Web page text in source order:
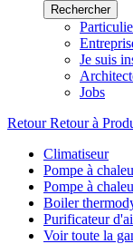
Rechercher
Je suis
Jobs
Retour Retour à
Climatiseur
Pompe à
Pompe à
Boiler
Purificateur
Voir toute la